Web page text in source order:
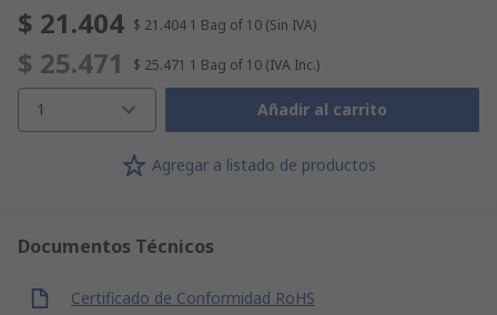
$ 21.404 $ 21.404 1 Bag of 10 (Sin IVA)
$ 25.471 $ 25.471 1 Bag of 10 (IVA Inc.)
1 Añadir al carrito
Agregar a listado de productos
Documentos Técnicos
Certificado de Conformidad RoHS